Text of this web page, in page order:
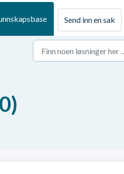
Send inn en sak